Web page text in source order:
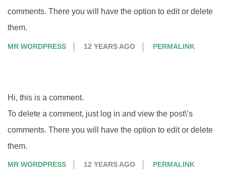
comments. There you will have the option to edit or delete
them.
MR WORDPRESS 12 YEARS AGO PERMALINK
Hi, this is a comment.
To delete a comment, just log in and view the post\’s
comments. There you will have the option to edit or delete
them.
MR WORDPRESS 12 YEARS AGO PERMALINK